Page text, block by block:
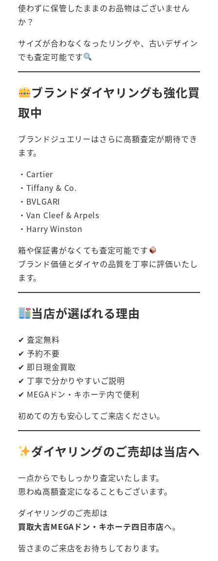
使わずに保管したままのお品物はございません
か？
サイズが合わなくなったリングや、古いデザイン
でも査定可能です
ブランドダイヤリングも強化買
取中
ブランドジュエリーはさらに高額査定が期待でき
ます。
・Cartier
・Tiffany & Co.
・BVLGARI
・Van Cleef & Arpels
・Harry Winston
箱や保証書がなくても査定可能です
ブランド価値とダイヤの品質を丁寧に評価いたし
ます。
当店が選ばれる理由
✔ 査定無料
✔ 予約不要
✔ 即日現金買取
✔ 丁寧で分かりやすいご説明
✔ MEGAドン・キホーテ内で便利
初めての方も安心してご来店ください。
ダイヤリングのご売却は当店へ
一点からでもしっかり査定いたします。
思わぬ高額査定になることもございます。
ダイヤリングのご売却は
買取大吉MEGAドン・キホーテ四日市店へ。
皆さまのご来店をお待ちしております。